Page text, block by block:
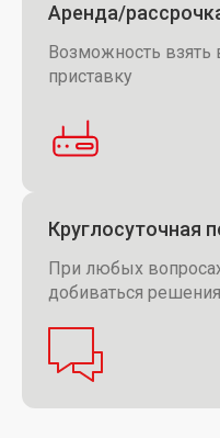
Аренда/
Возможность взять
приставку
Круглосуточная
При любых
добиваться